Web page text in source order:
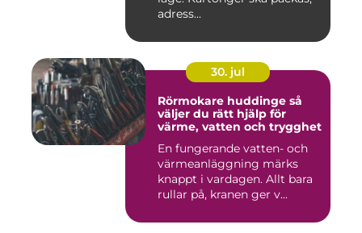
adress...
30. jul
Rörmokare huddinge så
väljer du rätt hjälp för
värme, vatten och trygghet
En fungerande vatten- och
värmeanläggning märks
knappt i vardagen. Allt bara
rullar på, kranen ger v...